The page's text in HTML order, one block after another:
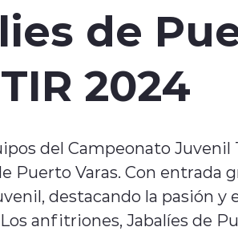
de
2024
del Campeonato Juvenil
Puerto Varas. Con entrada
destacando la pasión y
anfitriones, Jabalíes de